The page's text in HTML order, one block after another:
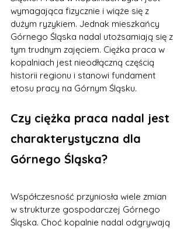
wymagająca fizycznie i wiąże się z
dużym ryzykiem. Jednak mieszkańcy
Górnego Śląska nadal utożsamiają się z
tym trudnym zajęciem. Ciężka praca w
kopalniach jest nieodłączną częścią
historii regionu i stanowi fundament
etosu pracy na Górnym Śląsku.
Czy ciężka praca nadal jest
charakterystyczna dla
Górnego Śląska?
Współczesność przyniosła wiele zmian
w strukturze gospodarczej Górnego
Śląska. Choć kopalnie nadal odgrywają